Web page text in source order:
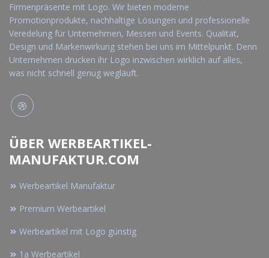
Firmenpräsente mit Logo. Wir bieten moderne
Promotionprodukte, nachhaltige Lösungen und professionelle
Veredelung für Unternehmen, Messen und Events. Qualität,
Design und Markenwirkung stehen bei uns im Mittelpunkt. Denn
Unternehmen drucken ihr Logo inzwischen wirklich auf alles,
was nicht schnell genug wegläuft.
ÜBER WERBEARTIKEL-
MANUFAKTUR.COM
Werbeartikel Manufaktur
Premium Werbeartikel
Werbeartikel mit Logo günstig
1a Werbeartikel